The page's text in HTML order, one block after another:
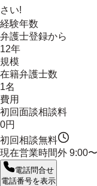
さい!
経験年数
弁護士登録から
12年
規模
在籍弁護士数
1名
費用
初回面談相談料
0円
初回相談無料
現在営業時間外 9:00
電話問合せ
電話番号を表示